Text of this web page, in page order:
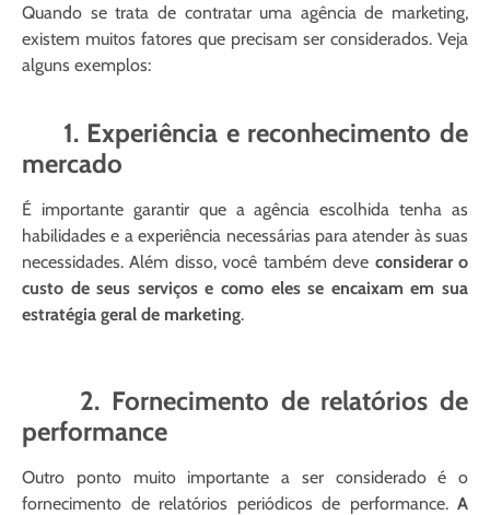
Quando se trata de contratar uma agência de marketing,
existem muitos fatores que precisam ser considerados. Veja
alguns exemplos:
1. Experiência e reconhecimento de
mercado
É importante garantir que a agência escolhida tenha as
habilidades e a experiência necessárias para atender às suas
necessidades. Além disso, você também deve considerar o
custo de seus serviços e como eles se encaixam em sua
estratégia geral de marketing.
2. Fornecimento de relatórios de
performance
Outro ponto muito importante a ser considerado é o
fornecimento de relatórios periódicos de performance.A